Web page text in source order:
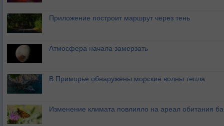
Приложение построит маршрут через тень
Атмосфера начала замерзать
В Приморье обнаружены морские волны тепла
Изменение климата повлияло на ареал обитания